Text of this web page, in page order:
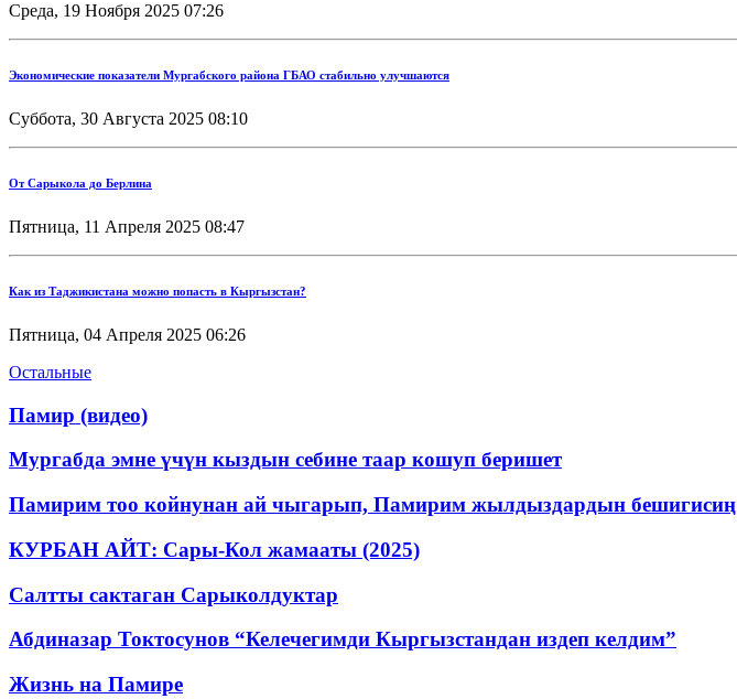
Среда, 19 Ноября 2025 07:26
Экономические показатели Мургабского района ГБАО стабильно улучшаются
Суббота, 30 Августа 2025 08:10
От Сарыкола до Берлина
Пятница, 11 Апреля 2025 08:47
Как из Таджикистана можно попасть в Кыргызстан?
Пятница, 04 Апреля 2025 06:26
Остальные
Памир (видео)
Мургабда эмне үчүн кыздын себине таар кошуп беришет
Памирим тоо койнунан ай чыгарып, Памирим жылдыздардын бешигисиң
КУРБАН АЙТ: Сары-Кол жамааты (2025)
Салтты сактаган Cарыколдуктар
Абдиназар Токтосунов “Келечегимди Кыргызстандан издеп келдим”
Жизнь на Памире